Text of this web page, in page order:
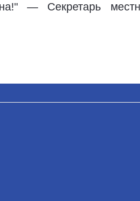
— Секретарь